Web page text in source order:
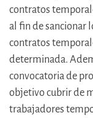
contratos
al fin de sancionar
contratos
determinada.
convocatoria de
objetivo cubrir de
trabajadores